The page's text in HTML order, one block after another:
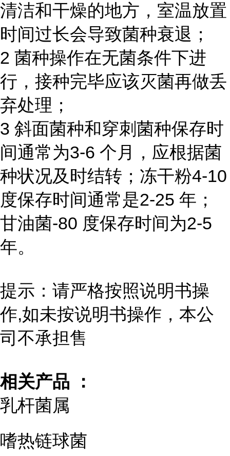
清洁和干燥的地方，室温放置
时间过长会导致菌种衰退；
2 菌种操作在无菌条件下进
行，接种完毕应该灭菌再做丢
弃处理；
3 斜面菌种和穿刺菌种保存时
间通常为3-6 个月，应根据菌
种状况及时结转；冻干粉4-10
度保存时间通常是2-25 年；
甘油菌-80 度保存时间为2-5
年。
提示：请严格按照说明书操
作,如未按说明书操作，本公
司不承担售
相关产品 ：
乳杆菌属
嗜热链球菌